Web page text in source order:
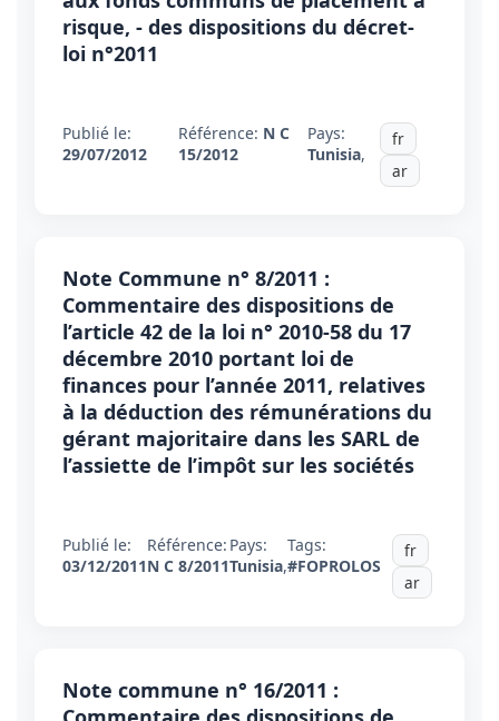
risque, - des dispositions du décret-
loi n°2011
Publié le:
29/07/2012
Référence: N C
15/2012
Pays:
Tunisia,
fr
ar
Note Commune n° 8/2011 :
Commentaire des dispositions de
l’article 42 de la loi n° 2010-58 du 17
décembre 2010 portant loi de
finances pour l’année 2011, relatives
à la déduction des rémunérations du
gérant majoritaire dans les SARL de
l’assiette de l’impôt sur les sociétés
Publié le:
03/12/2011
Référence:
N C 8/2011
Pays:
Tunisia,
Tags:
#FOPROLOS
fr
ar
Note commune n° 16/2011 :